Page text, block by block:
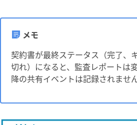
メモ
契約書が最終ステータス（完了、
切れ）になると、監査レポートは
降の共有イベントは記録されません